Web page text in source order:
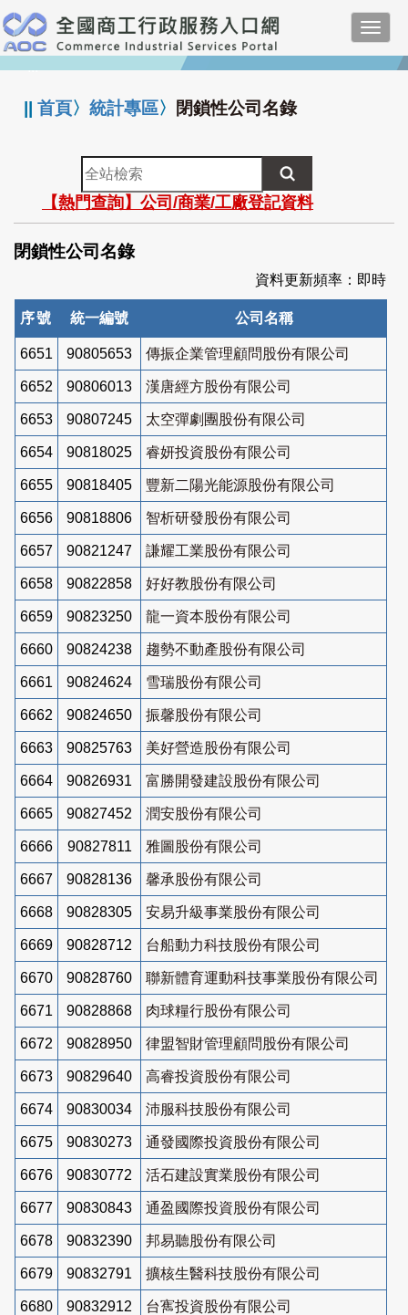
跳
到
主
要
:::
||首頁〉統計專區〉 閉鎖性公司名錄
全
站
檢
索
【熱門查詢】公司/商業/工廠登記資料
閉鎖性公司名錄
資料更新頻率：即時
序號 統一編號 公司名稱
6651 90805653 傳振企業管理顧問股份有限公司
6652 90806013 漢唐經方股份有限公司
6653 90807245 太空彈劇團股份有限公司
6654 90818025 睿妍投資股份有限公司
6655 90818405 豐新二陽光能源股份有限公司
6656 90818806 智析研發股份有限公司
6657 90821247 謙耀工業股份有限公司
6658 90822858 好好教股份有限公司
6659 90823250 龍一資本股份有限公司
6660 90824238 趨勢不動產股份有限公司
6661 90824624 雪瑞股份有限公司
6662 90824650 振馨股份有限公司
6663 90825763 美好營造股份有限公司
6664 90826931 富勝開發建設股份有限公司
6665 90827452 潤安股份有限公司
6666 90827811 雅圖股份有限公司
6667 90828136 馨承股份有限公司
6668 90828305 安易升級事業股份有限公司
6669 90828712 台船動力科技股份有限公司
6670 90828760 聯新體育運動科技事業股份有限公司
6671 90828868 肉球糧行股份有限公司
6672 90828950 律盟智財管理顧問股份有限公司
6673 90829640 高睿投資股份有限公司
6674 90830034 沛服科技股份有限公司
6675 90830273 通發國際投資股份有限公司
6676 90830772 活石建設實業股份有限公司
6677 90830843 通盈國際投資股份有限公司
6678 90832390 邦易聽股份有限公司
6679 90832791 擴核生醫科技股份有限公司
6680 90832912 台寯投資股份有限公司